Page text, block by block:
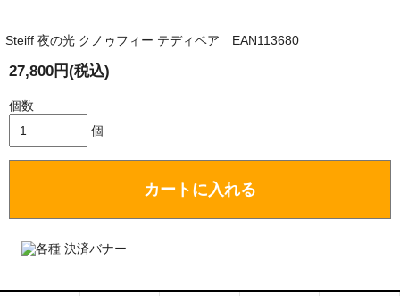
国内で一度検品をしますので、決済確認後、２～４
週間でのお届けとなります。
（稀に、通関手続き等に時間がかかり、納期が遅れる
ます。）
注文のキャンセルは可能ですか？
お取り寄せ商品となっておりますため、仕入先へ発
兵庫県 A・K 様 （女性）
「ベアちゃんの紹介分が丁寧に書かれていたこ
き、対応に誠実さを感じました」
Steiff 夜の光 クノゥフィー テディベア EAN113680
27,800円(税込)
個数
個
カートに入れる